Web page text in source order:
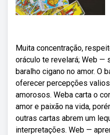
Muita concentração,
oráculo te revelará; Web —
baralho cigano no amor. O
oferecer percepções
amorosos. Weba carta o
amor e paixão na vida,
outras cartas abrem um
interpretações. Web —